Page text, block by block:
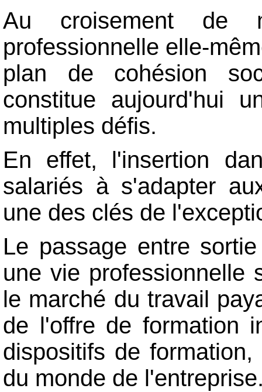
Au croisement de
professionnelle elle-
plan de cohésion
constitue aujourd'hui
multiples défis.
En effet, l'insertion
salariés à s'adapter
une des clés de
Le passage entre
une vie professionnelle
le marché du travail
de l'offre de formation
dispositifs de
du monde de